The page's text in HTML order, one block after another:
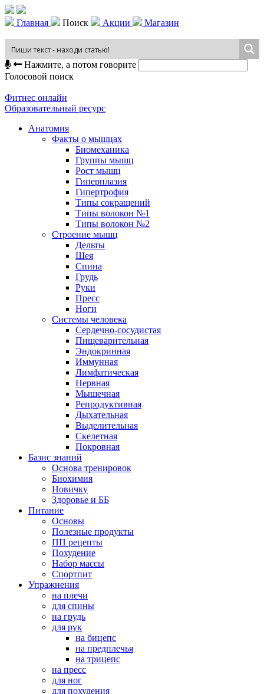
Главная Поиск Акции Магазин
Нажмите, а потом говорите
Голосовой поиск
Фитнес онлайн
Образовательный ресурс
Анатомия
Факты о мышцах
Биомеханика
Группы мышц
Рост мышц
Гиперплазия
Гипертрофия
Типы сокращений
Типы волокон №1
Типы волокон №2
Строение мышц
Дельты
Шея
Спина
Грудь
Руки
Пресс
Ноги
Системы человека
Сердечно-сосудистая
Пищеварительная
Эндокринная
Иммунная
Лимфатическая
Нервная
Мышечная
Репродуктивная
Дыхательная
Выделительная
Скелетная
Покровная
Базис знаний
Основа тренировок
Биохимия
Новичку
Здоровье и ББ
Питание
Основы
Полезные продукты
ПП рецепты
Похудение
Набор массы
Спортпит
Упражнения
на плечи
для спины
на грудь
для рук
на бицепс
на предплечья
на трицепс
на пресс
для ног
для похудения